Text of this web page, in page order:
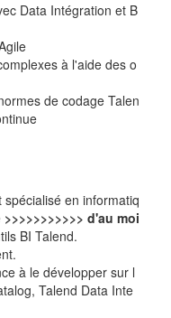
Data Intégration et B
à l'aide des o
de codage Talen
en informatiq
>>>>>>>>>>> d'au moi
BI Talend.
à le développer sur l
Talend Data Inte